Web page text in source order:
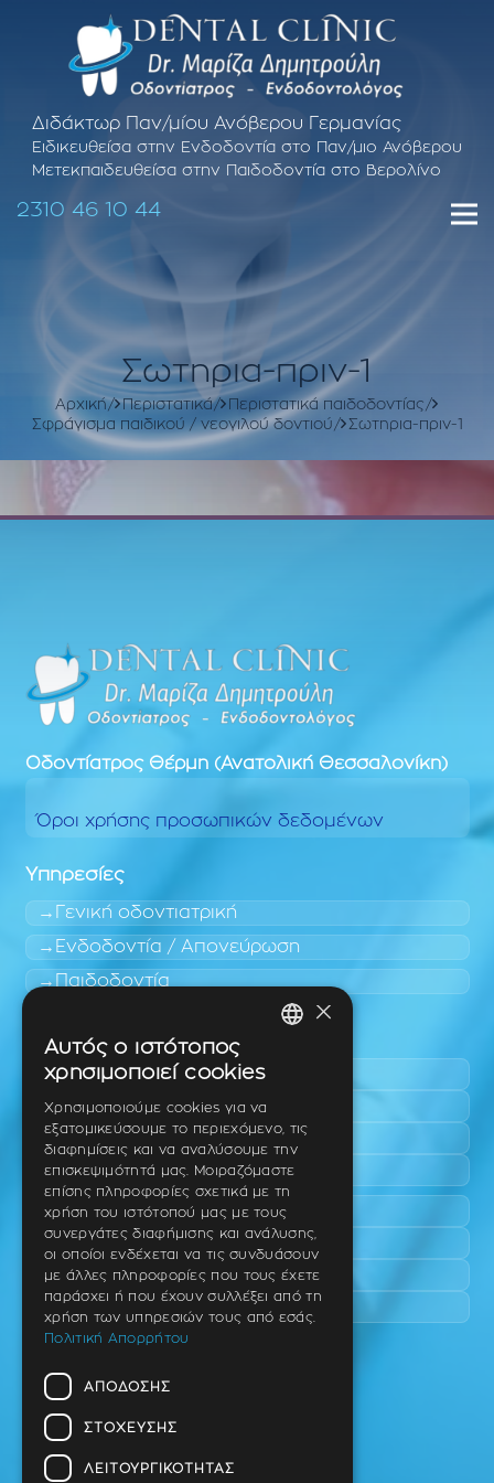
Διδάκτωρ Παν/μίου Ανόβερου Γερμανίας
Ειδικευθείσα στην Ενδοδοντία στο Παν/μιο Ανόβερου
Μετεκπαιδευθείσα στην Παιδοδοντία στο Βερολίνο
2310 46 10 44
Σωτηρια-πριν-1
Αρχική Περιστατικά
Περιστατικά παιδοδοντίας
Σφράγισμα παιδικού / νεογιλού δοντιού
Σωτηρια-πριν-1
Οδοντίατρος Θέρμη (Ανατολική Θεσσαλονίκη)
Όροι χρήσης προσωπικών δεδομένων
Υπηρεσίες
Γενική οδοντιατρική
Ενδοδοντία / Απονεύρωση
Παιδοδοντία
Πυλαία
Τριάδι
Νέο Ρύσιο
Επανομή
Περαία
Καλαμαριά
Πανόραμα
Χαριλάου
Ταβάκη – Θ. Λίτσα 10 (γωνία),
Θέρμη – Θεσσαλονίκη
T.K 57001
×
Αυτός ο ιστότοπος
χρησιμοποιεί cookies
Χρησιμοποιούμε cookies για να
εξατομικεύσουμε το περιεχόμενο, τις
διαφημίσεις και να αναλύσουμε την
επισκεψιμότητά μας. Μοιραζόμαστε
επίσης πληροφορίες σχετικά με τη
χρήση του ιστότοπού μας με τους
συνεργάτες διαφήμισης και ανάλυσης,
οι οποίοι ενδέχεται να τις συνδυάσουν
με άλλες πληροφορίες που τους έχετε
παράσχει ή που έχουν συλλέξει από τη
χρήση των υπηρεσιών τους από εσάς.
Πολιτική Απορρήτου
ΑΠΌΔΟΣΗΣ
ΣΤΌΧΕΥΣΗΣ
ΛΕΙΤΟΥΡΓΙΚΌΤΗΤΑΣ